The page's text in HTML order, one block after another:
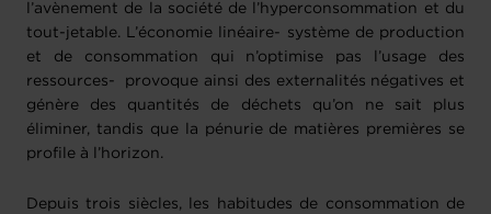
l’avènement de la société de l’hyperconsommation et du
tout-jetable. L’économie linéaire- système de production
et de consommation qui n’optimise pas l’usage des
ressources- provoque ainsi des externalités négatives et
génère des quantités de déchets qu’on ne sait plus
éliminer, tandis que la pénurie de matières premières se
profile à l’horizon.
Depuis trois siècles, les habitudes de consommation de